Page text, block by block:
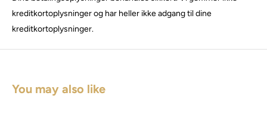
kreditkortoplysninger og har heller ikke adgang til dine
kreditkortoplysninger.
You may also like